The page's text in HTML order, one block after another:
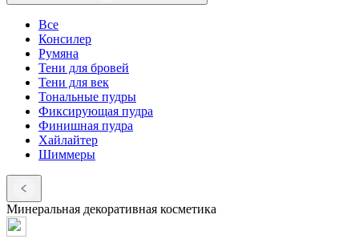
Все
Консилер
Румяна
Тени для бровей
Тени для век
Тональные пудры
Фиксирующая пудра
Финишная пудра
Хайлайтер
Шиммеры
Минеральная декоративная косметика